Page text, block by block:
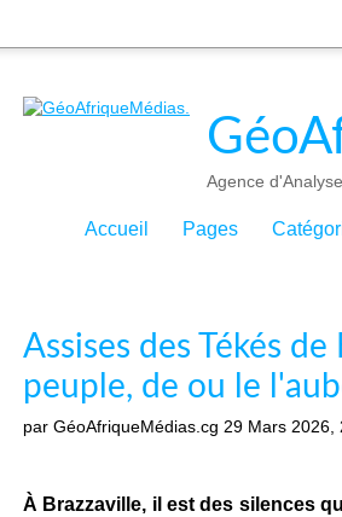
Agence
Accueil Pages
Assises des Tékés
peuple, de ou le
par GéoAfriqueMédias.cg 29 Mars 2026,
À Brazzaville, il est des silences